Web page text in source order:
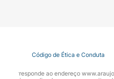
19 Código de Ética e Conduta
corresponde ao endereço